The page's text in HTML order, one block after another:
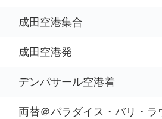
成田空港集合
成田空港発
デンパサール空港着
両替＠パラダイス・バリ・ラ